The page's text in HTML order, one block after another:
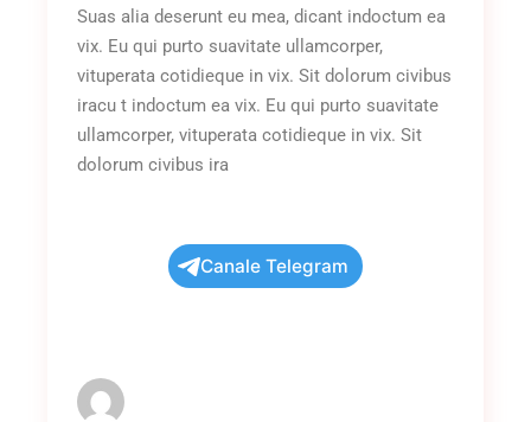
Suas alia deserunt eu mea, dicant indoctum ea
vix. Eu qui purto suavitate ullamcorper,
vituperata cotidieque in vix. Sit dolorum civibus
iracu t indoctum ea vix. Eu qui purto suavitate
ullamcorper, vituperata cotidieque in vix. Sit
dolorum civibus ira
Canale Telegram